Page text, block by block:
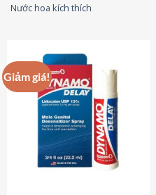
Nước hoa kích thích
Giảm giá!